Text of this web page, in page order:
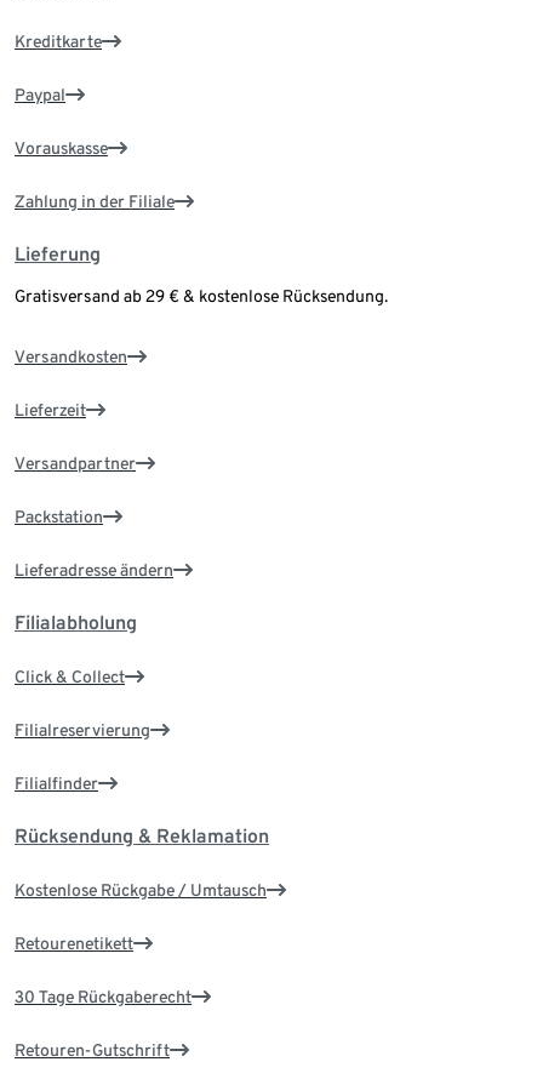
Kreditkarte
Paypal
Vorauskasse
Zahlung in der Filiale
Lieferung
Gratisversand ab 29 € & kostenlose Rücksendung.
Versandkosten
Lieferzeit
Versandpartner
Packstation
Lieferadresse ändern
Filialabholung
Click & Collect
Filialreservierung
Filialfinder
Rücksendung & Reklamation
Kostenlose Rückgabe / Umtausch
Retourenetikett
30 Tage Rückgaberecht
Retouren-Gutschrift